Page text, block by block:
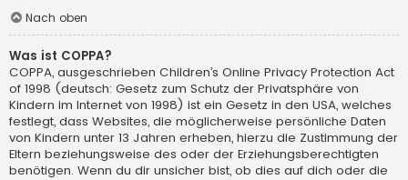
Nach oben
Was ist COPPA?
COPPA, ausgeschrieben Children’s Online Privacy Protection Act
of 1998 (deutsch: Gesetz zum Schutz der Privatsphäre von
Kindern im Internet von 1998) ist ein Gesetz in den USA, welches
festlegt, dass Websites, die möglicherweise persönliche Daten
von Kindern unter 13 Jahren erheben, hierzu die Zustimmung der
Eltern beziehungsweise des oder der Erziehungsberechtigten
benötigen. Wenn du dir unsicher bist, ob dies auf dich oder die